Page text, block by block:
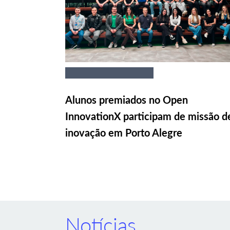
Alunos premiados no Open
InnovationX participam de missão
inovação em Porto Alegre
Notícias